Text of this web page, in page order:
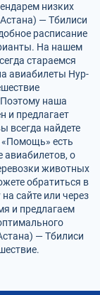
низких
— Тбилиси
расписание
На нашем
стараемся
авиабилеты Нур-
Поэтому наша
и предлагает
всегда найдете
есть
авиабилетов, о
животных
обратиться в
сайте или через
и предлагаем
— Тбилиси